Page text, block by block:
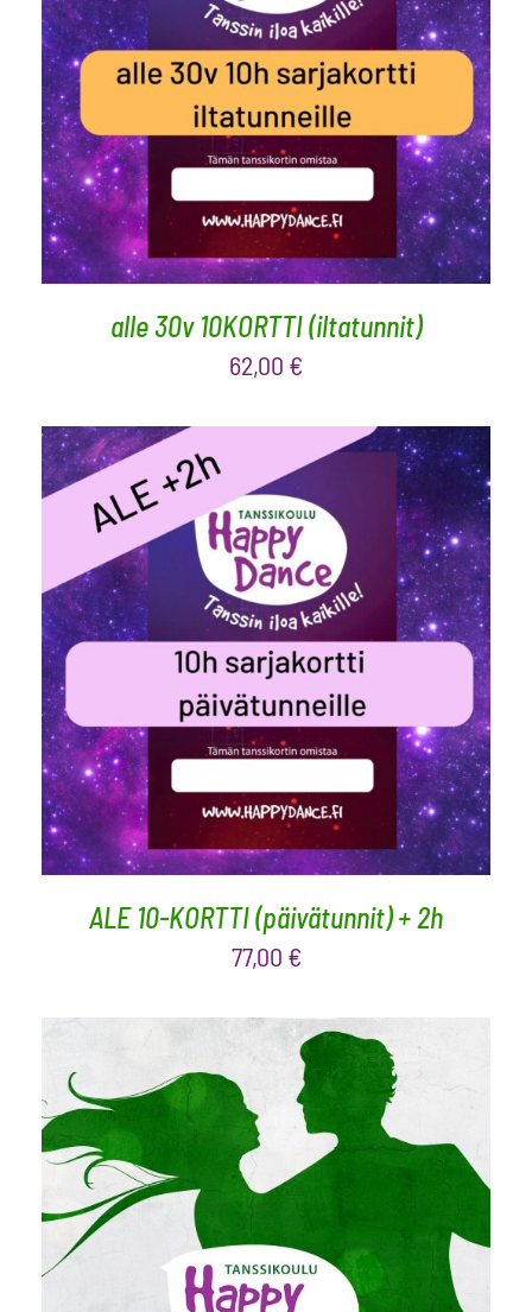
LISÄÄ OSTOSKORIIN / LISÄTIEDOT
alle 30v 10KORTTI (iltatunnit)
62,00 €
LISÄÄ OSTOSKORIIN / LISÄTIEDOT
ALE 10-KORTTI (päivätunnit) + 2h
77,00 €
VALITSE ARVO / LISÄTIEDOT